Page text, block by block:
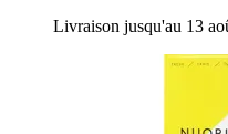
Livraison jusqu'au 13